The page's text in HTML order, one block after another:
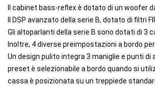
Il cabinet bass-reflex è dotato di un woofer
Il DSP avanzato della serie B, dotato di
Gli altoparlanti della serie B sono dotati di 3
Inoltre, 4 diverse preimpostazioni a bordo
Un design pulito integra 3 maniglie e punti
preset è selezionabile a bordo quando si
cassa è posizionata su un treppiede